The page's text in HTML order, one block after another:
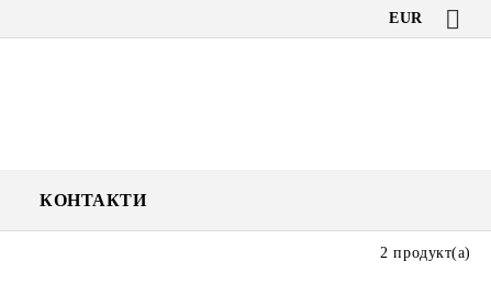
EUR
КОНТАКТИ
2 продукт(а)